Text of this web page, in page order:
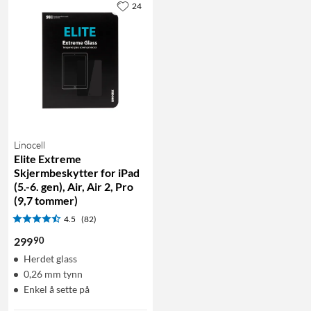
Linocell
Elite Extreme
Skjermbeskytter for iPad
(5.-6. gen), Air, Air 2, Pro
(9,7 tommer)
4.5 (82)
29990
Herdet glass
0,26 mm tynn
Enkel å sette på
24